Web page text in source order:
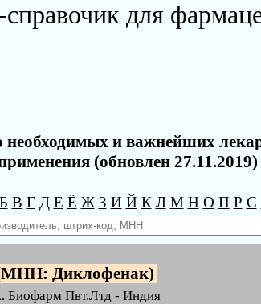
для
необходимых и важнейших
(обновлен 27.11.2019)
Б В Г Д Е Ё Ж З И Й К Л М Н О П Р С
Диклофенак)
Пвт.Лтд - Индия